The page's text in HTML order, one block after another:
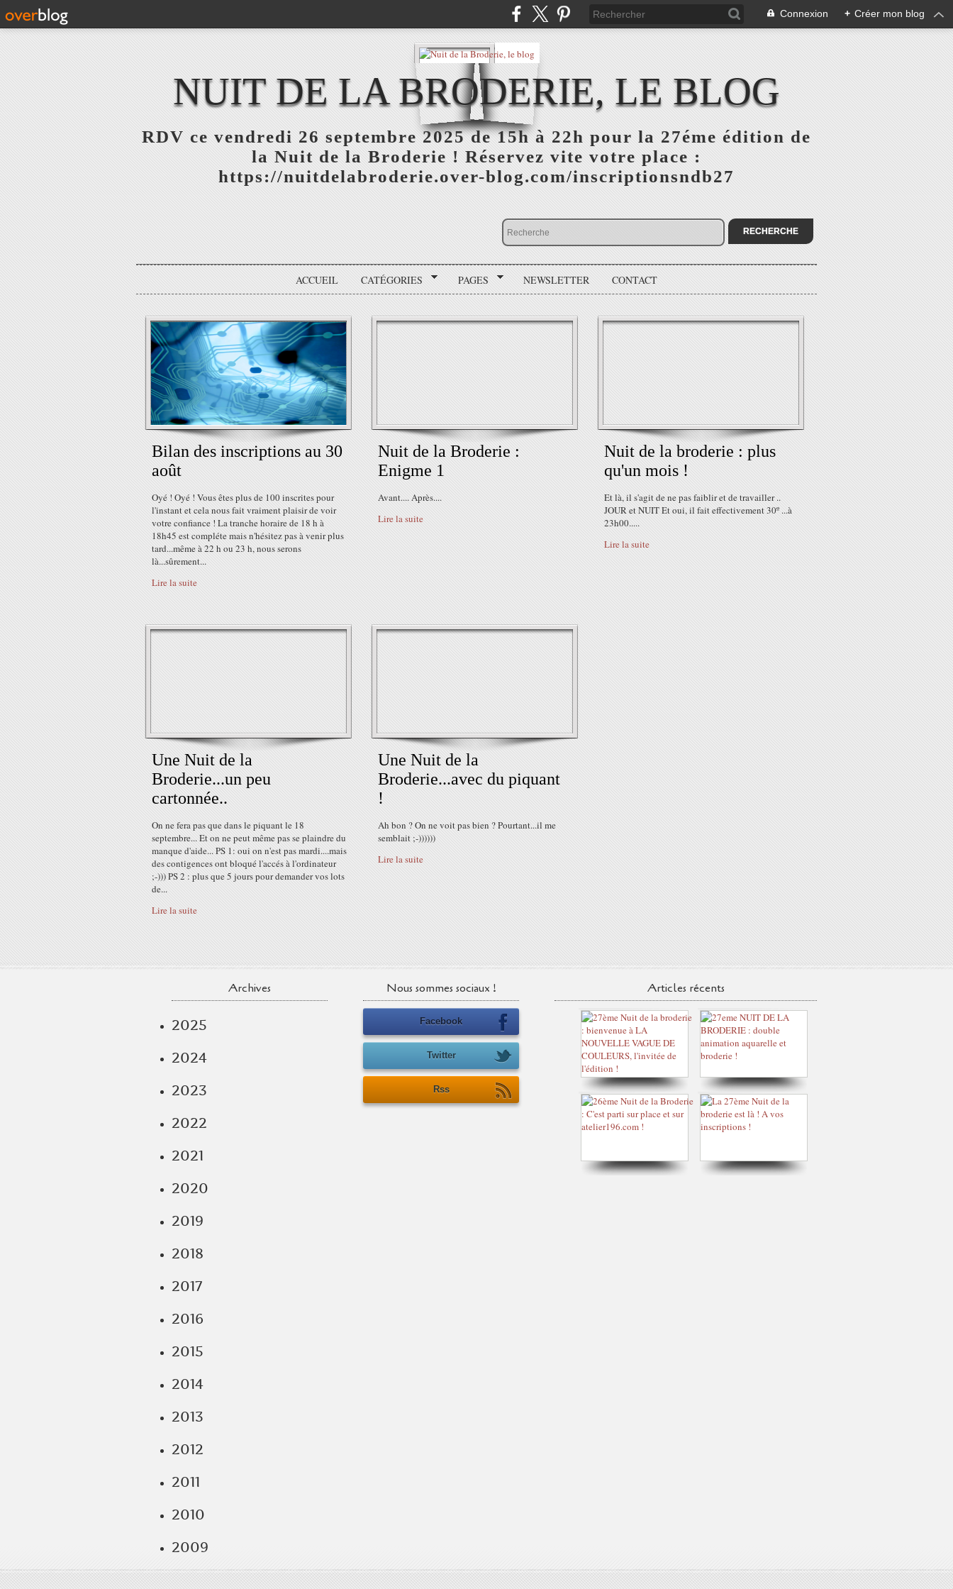
Connexion + Créer mon blog
NUIT DE LA BRODERIE, LE BLOG
RDV ce vendredi 26 septembre 2025 de 15h à 22h pour la 27éme édition de
la Nuit de la Broderie ! Réservez vite votre place :
https://nuitdelabroderie.over-blog.com/inscriptionsndb27
ACCUEIL CATÉGORIES PAGES NEWSLETTER CONTACT
Bilan des inscriptions au 30
août
Oyé ! Oyé ! Vous êtes plus de 100 inscrites pour
l'instant et cela nous fait vraiment plaisir de voir
votre confiance ! La tranche horaire de 18 h à
18h45 est compléte mais n'hésitez pas à venir plus
tard...même à 22 h ou 23 h, nous serons
là...sûrement...
Lire la suite
Nuit de la Broderie :
Enigme 1
Avant.... Après....
Lire la suite
Nuit de la broderie : plus
qu'un mois !
Et là, il s'agit de ne pas faiblir et de travailler ..
JOUR et NUIT Et oui, il fait effectivement 30º ...à
23h00.....
Lire la suite
Une Nuit de la
Broderie...un peu
cartonnée..
On ne fera pas que dans le piquant le 18
septembre... Et on ne peut même pas se plaindre du
manque d'aide... PS 1: oui on n'est pas mardi....mais
des contigences ont bloqué l'accés à l'ordinateur
;-))) PS 2 : plus que 5 jours pour demander vos lots
de...
Lire la suite
Une Nuit de la
Broderie...avec du piquant
!
Ah bon ? On ne voit pas bien ? Pourtant...il me
semblait ;-))))))
Lire la suite
Archives
2025
2024
2023
2022
2021
2020
2019
2018
2017
2016
2015
2014
2013
2012
2011
2010
2009
Nous sommes sociaux !
Facebook
Twitter
Rss
Articles récents